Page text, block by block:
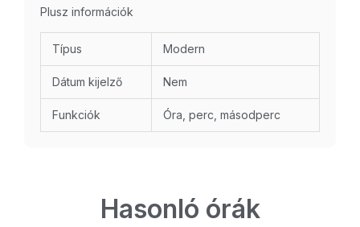
Plusz információk
Típus Modern
Dátum kijelző Nem
Funkciók Óra, perc, másodperc
Hasonló órák